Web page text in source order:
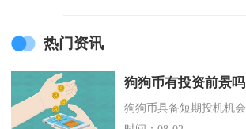
热门资讯
狗狗币有投资前景吗